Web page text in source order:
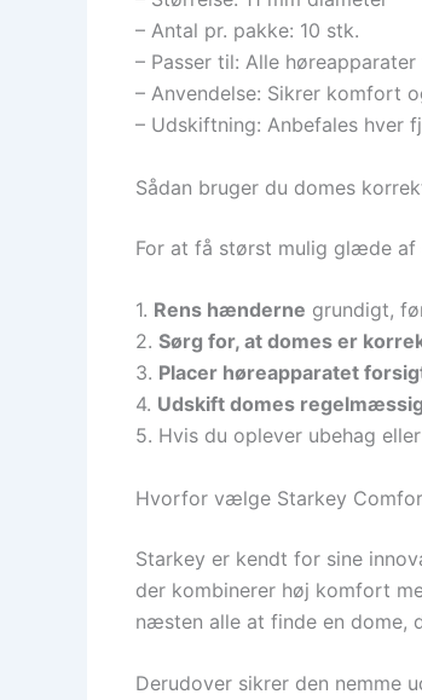
– Antal pr. pakke: 10 stk.
– Passer til: Alle
– Anvendelse: Sikrer komfort
– Udskiftning: Anbefales hver
Sådan bruger du domes
For at få størst mulig glæde af
1. Rens hænderne grundigt,
2. Sørg for, at domes er
3. Placer høreapparatet
4. Udskift domes
5. Hvis du oplever ubehag
Hvorfor vælge Starkey
Starkey er kendt for sine
der kombinerer høj komfort
næsten alle at finde en dome,
Derudover sikrer den nemme